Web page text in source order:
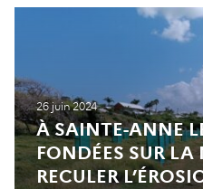
À SAINTE-ANNE
FONDÉES SUR
RECULER
26 juin 2024